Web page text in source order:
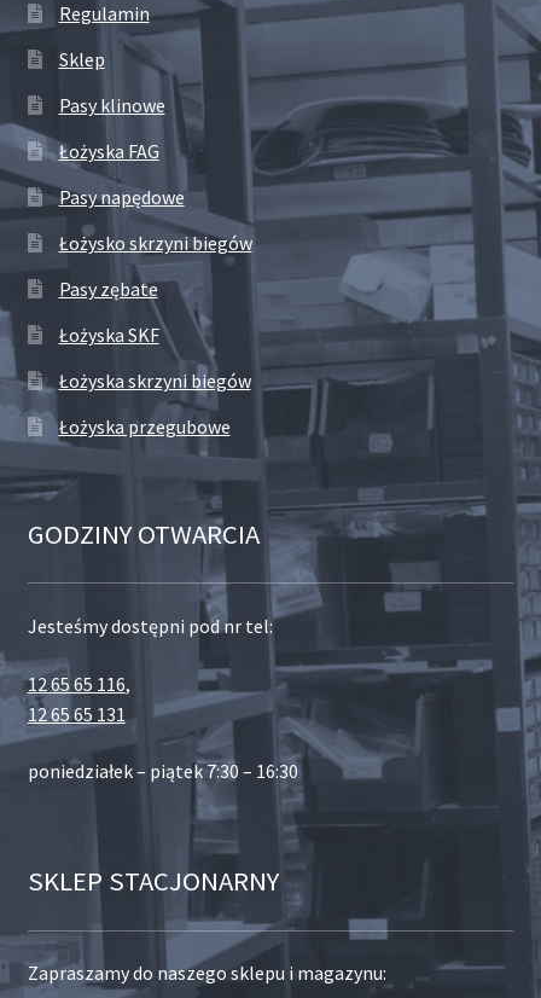
Regulamin
Sklep
Pasy klinowe
Łożyska FAG
Pasy napędowe
Łożysko skrzyni biegów
Pasy zębate
Łożyska SKF
Łożyska skrzyni biegów
Łożyska przegubowe
GODZINY OTWARCIA
Jesteśmy dostępni pod nr tel:
12 65 65 116,
12 65 65 131
poniedziałek – piątek 7:30 – 16:30
SKLEP STACJONARNY
Zapraszamy do naszego sklepu i magazynu: